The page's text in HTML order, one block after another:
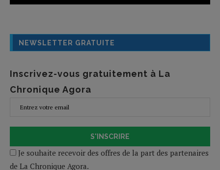
NEWSLETTER GRATUITE
Inscrivez-vous gratuitement à La
Chronique Agora
S'INSCRIRE
Je souhaite recevoir des offres de la part des partenaires
de La Chronique Agora.